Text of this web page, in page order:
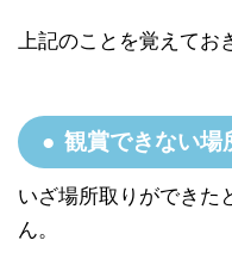
上記のことを覚えてお
観賞できない場
いざ場所取りができた
ん。